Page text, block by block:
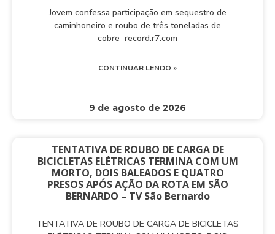
Jovem confessa participação em sequestro de
caminhoneiro e roubo de três toneladas de
cobre record.r7.com
CONTINUAR LENDO »
9 de agosto de 2026
TENTATIVA DE ROUBO DE CARGA DE
BICICLETAS ELÉTRICAS TERMINA COM UM
MORTO, DOIS BALEADOS E QUATRO
PRESOS APÓS AÇÃO DA ROTA EM SÃO
BERNARDO – TV São Bernardo
TENTATIVA DE ROUBO DE CARGA DE BICICLETAS